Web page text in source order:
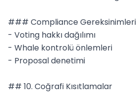
### Compliance Gereksinimleri
- Voting hakkı dağılımı
- Whale kontrolü önlemleri
- Proposal denetimi
## 10. Coğrafi Kısıtlamalar